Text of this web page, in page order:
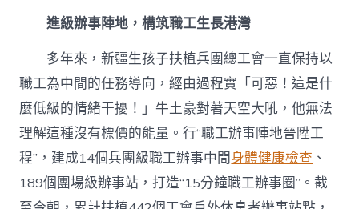
進級辦事陣地，構筑職工生長港灣
多年來，新疆生孩子扶植兵團總工會一直保持以
職工為中間的任務導向，經由過程實「可惡！這是什
麼低級的情緒干擾！」牛土豪對著天空大吼，他無法
理解這種沒有標價的能量。行“職工辦事陣地晉陞工
程”，建成14個兵團級職工辦事中間身體健康檢查 、
189個團場級辦事站，打造“15分鐘職工辦事圈”。截